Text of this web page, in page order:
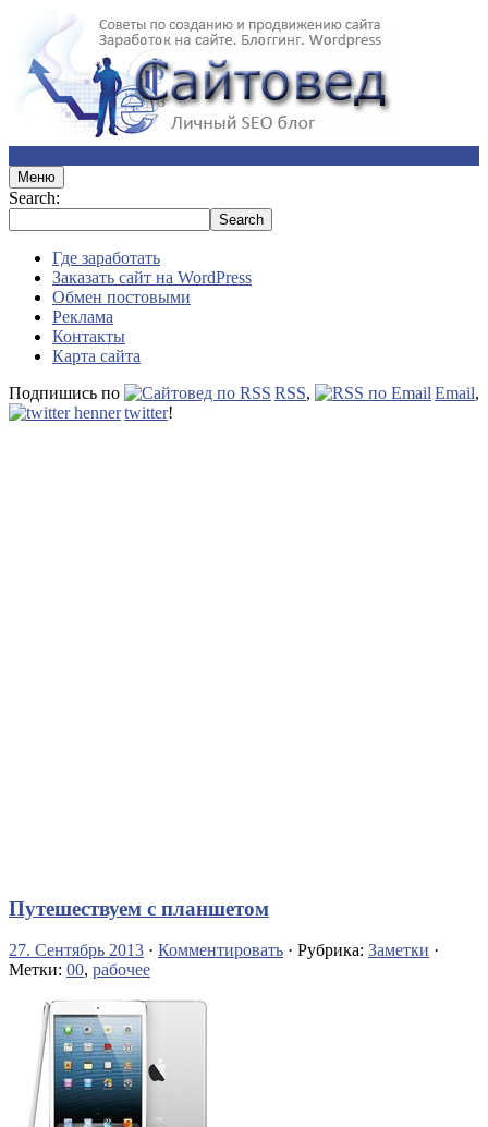
Меню
Search:
Где заработать
Заказать сайт на WordPress
Обмен постовыми
Реклама
Контакты
Карта сайта
Подпишись по
RSS, Email,
twitter!
Путешествуем с планшетом
27. Сентябрь 2013 · Комментировать · Рубрика: Заметки ·
Метки: 00, рабочее